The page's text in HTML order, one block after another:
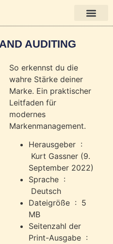
AUDITING
So erkennst du die
wahre Stärke deiner
Marke. Ein praktischer
Leitfaden für
modernes
Markenmanagement.
Herausgeber ‏ :
Kurt Gassner (9.
September 2022)
Sprache ‏ :
Deutsch
Dateigröße ‏ : ‎ 5
MB
Seitenzahl der
Print-Ausgabe ‏ :